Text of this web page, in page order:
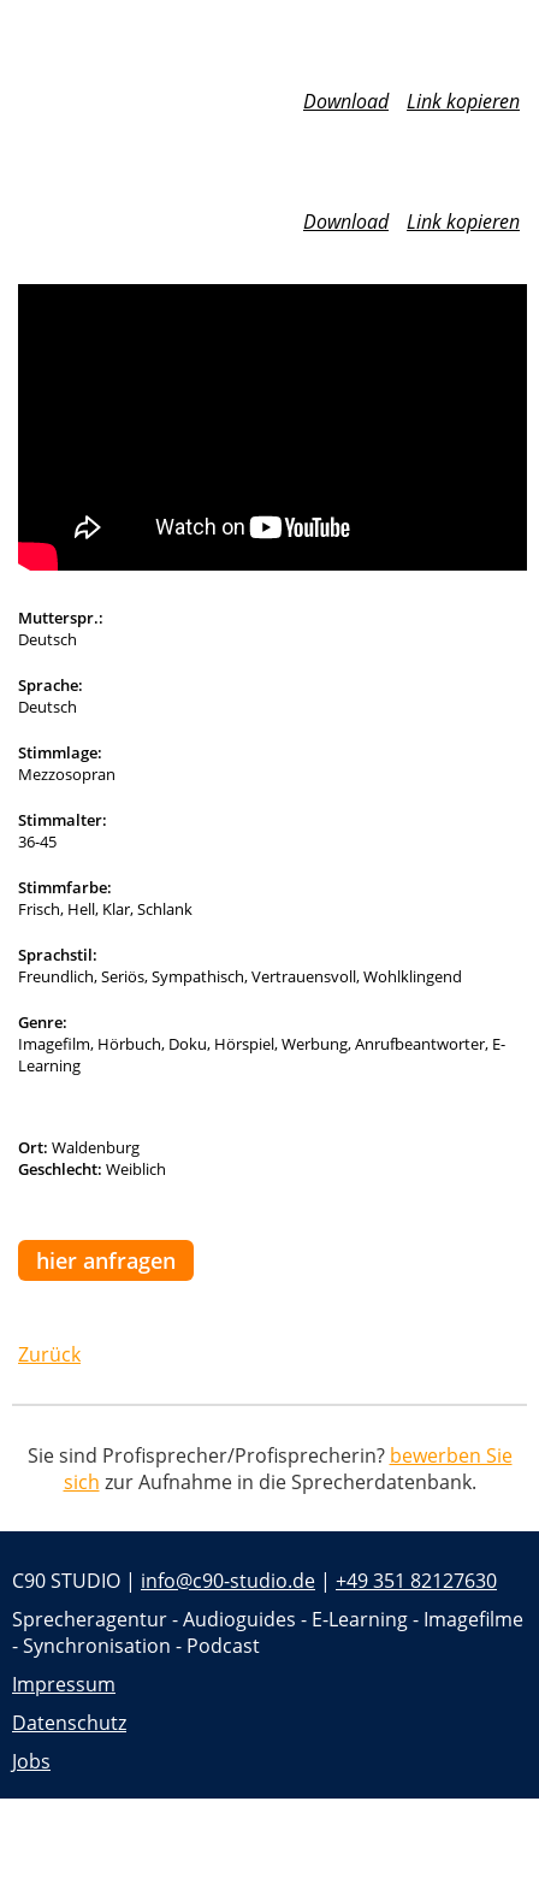
Ort: Waldenburg
Geschlecht: Weiblich
hier anfragen
Zurück
Mutterspr.:
Deutsch
Sprache:
Deutsch
Stimmlage:
Mezzosopran
Stimmalter:
36-45
Stimmfarbe:
Frisch, Hell, Klar, Schlank
Sprachstil:
Freundlich, Seriös, Sympathisch, Vertrauensvoll, Wohlklingend
Genre:
Imagefilm, Hörbuch, Doku, Hörspiel, Werbung, Anrufbeantworter, E-
Learning
Download Link kopieren
Download Link kopieren
Sie sind Profisprecher/Profisprecherin? bewerben Sie
sich zur Aufnahme in die Sprecherdatenbank.
C90 STUDIO | info@c90-studio.de | +49 351 82127630
Sprecheragentur - Audioguides - E-Learning - Imagefilme
- Synchronisation - Podcast
Impressum
Datenschutz
Jobs